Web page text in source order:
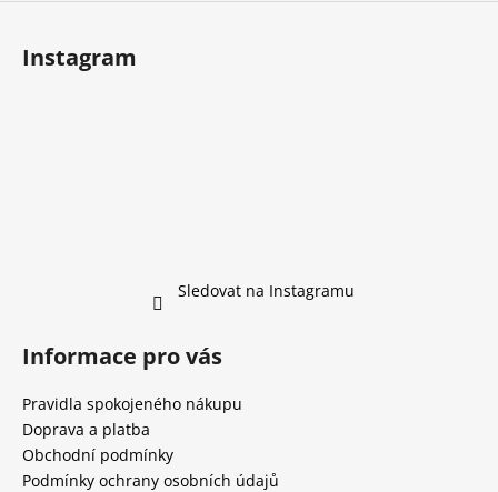
u
Instagram
Sledovat na Instagramu
Informace pro vás
Pravidla spokojeného nákupu
Doprava a platba
Obchodní podmínky
Podmínky ochrany osobních údajů